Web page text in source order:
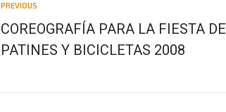
PREVIOUS
COREOGRAFÍA PARA LA FIESTA DE
PATINES Y BICICLETAS 2008